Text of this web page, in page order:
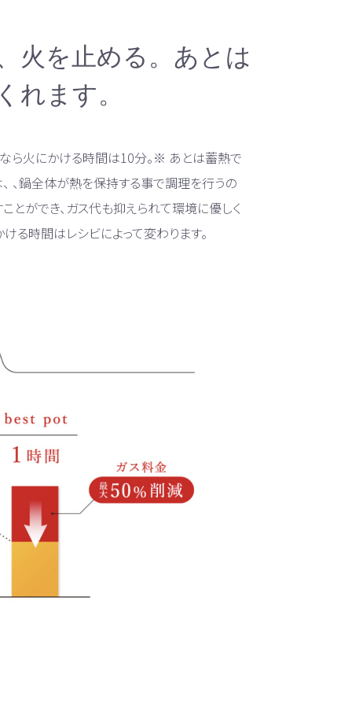
火を止める。あとは
れます。
ら火にかける時間は10分。※ あとは蓄熱で
、鍋全体が熱を保持する事で調理を行うの
とができ、ガス代も抑えられて環境に優しく
る時間はレシビによって変わります。